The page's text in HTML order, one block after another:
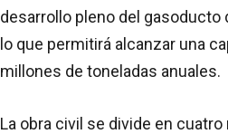
desarrollo pleno del gasoducto
lo que permitirá alcanzar una
millones de toneladas anuales.
La obra civil se divide en